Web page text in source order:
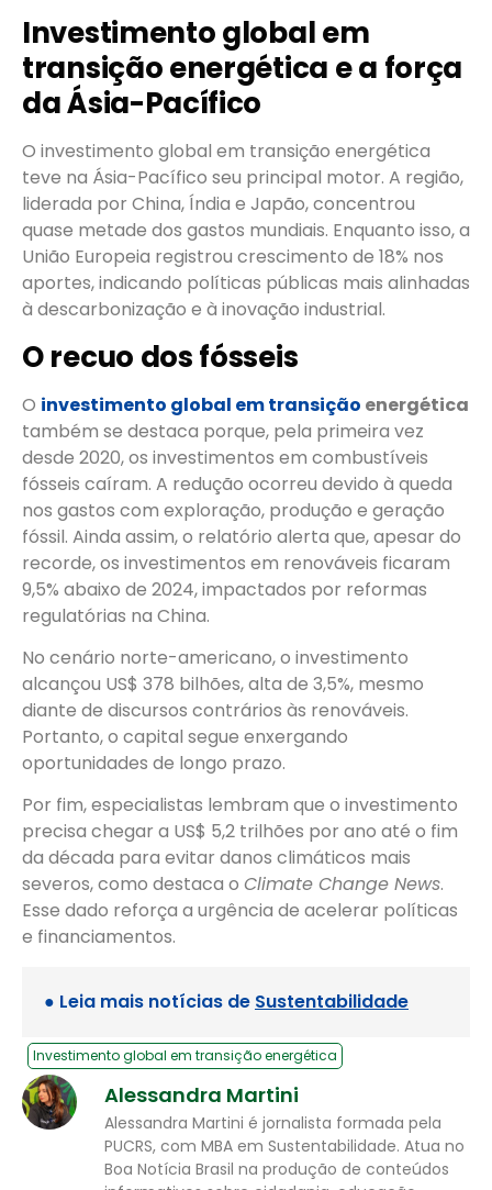
Investimento global em
transição energética e a força
da Ásia-Pacífico
O investimento global em transição energética
teve na Ásia-Pacífico seu principal motor. A região,
liderada por China, Índia e Japão, concentrou
quase metade dos gastos mundiais. Enquanto isso, a
União Europeia registrou crescimento de 18% nos
aportes, indicando políticas públicas mais alinhadas
à descarbonização e à inovação industrial.
O recuo dos fósseis
O investimento global em transição energética
também se destaca porque, pela primeira vez
desde 2020, os investimentos em combustíveis
fósseis caíram. A redução ocorreu devido à queda
nos gastos com exploração, produção e geração
fóssil. Ainda assim, o relatório alerta que, apesar do
recorde, os investimentos em renováveis ficaram
9,5% abaixo de 2024, impactados por reformas
regulatórias na China.
No cenário norte-americano, o investimento
alcançou US$ 378 bilhões, alta de 3,5%, mesmo
diante de discursos contrários às renováveis.
Portanto, o capital segue enxergando
oportunidades de longo prazo.
Por fim, especialistas lembram que o investimento
precisa chegar a US$ 5,2 trilhões por ano até o fim
da década para evitar danos climáticos mais
severos, como destaca o Climate Change News.
Esse dado reforça a urgência de acelerar políticas
e financiamentos.
● Leia mais notícias de Sustentabilidade
Investimento global em transição energética
Alessandra Martini
Alessandra Martini é jornalista formada pela
PUCRS, com MBA em Sustentabilidade. Atua no
Boa Notícia Brasil na produção de conteúdos